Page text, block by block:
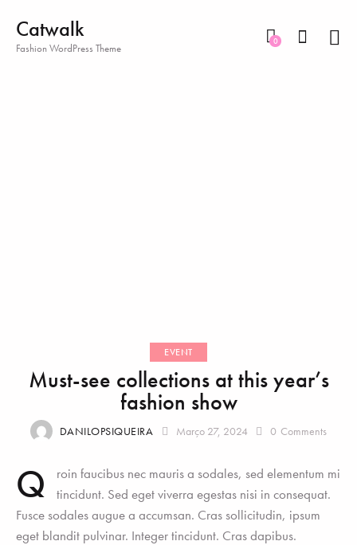
Catwalk
Fashion WordPress Theme
0
EVENT
Must-see collections at this year’s
fashion show
DANILOPSIQUEIRA Março 27, 2024 0 Comments
Q
roin faucibus nec mauris a sodales, sed elementum mi
tincidunt. Sed eget viverra egestas nisi in consequat.
Fusce sodales augue a accumsan. Cras sollicitudin, ipsum
eget blandit pulvinar. Integer tincidunt. Cras dapibus.